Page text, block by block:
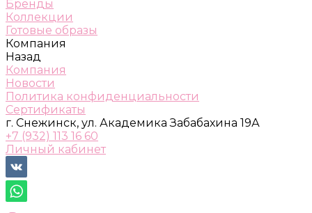
Бренды
Коллекции
Готовые образы
Компания
Назад
Компания
Новости
Политика конфиденциальности
Сертификаты
г. Снежинск, ул. Академика Забабахина 19А
+7 (932) 113 16 60
Личный кабинет